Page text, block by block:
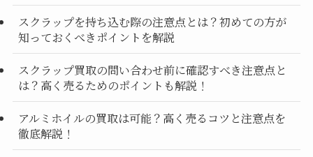
スクラップを持ち込む際の注意点とは？初めての方が
知っておくべきポイントを解説
スクラップ買取の問い合わせ前に確認すべき注意点と
は？高く売るためのポイントも解説！
アルミホイルの買取は可能？高く売るコツと注意点を
徹底解説！